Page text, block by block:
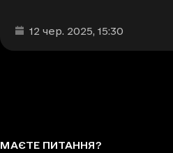
Дата та час публікації
12 чер. 2025, 15:30
МАЄТЕ ПИТАННЯ?